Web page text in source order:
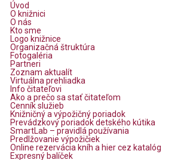
Úvod
O knižnici
O nás
Kto sme
Logo knižnice
Organizačná štruktúra
Fotogaléria
Partneri
Zoznam aktualít
Virtuálna prehliadka
Info čitateľovi
Ako a prečo sa stať čitateľom
Cenník služieb
Knižničný a výpožičný poriadok
Prevádzkový poriadok detského kútika
SmartLab – pravidlá používania
Predlžovanie výpožičiek
Online rezervácia kníh a hier cez katalóg
Expresný balíček